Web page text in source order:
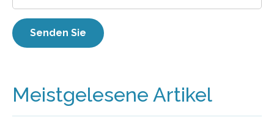
Meistgelesene Artikel